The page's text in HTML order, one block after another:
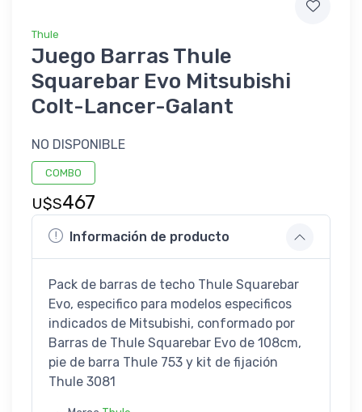
Thule
Juego Barras Thule
Squarebar Evo Mitsubishi
Colt-Lancer-Galant
NO DISPONIBLE
COMBO
U$S467
Información de producto
Pack de barras de techo Thule Squarebar
Evo, especifico para modelos especificos
indicados de Mitsubishi, conformado por
Barras de Thule Squarebar Evo de 108cm,
pie de barra Thule 753 y kit de fijación
Thule 3081